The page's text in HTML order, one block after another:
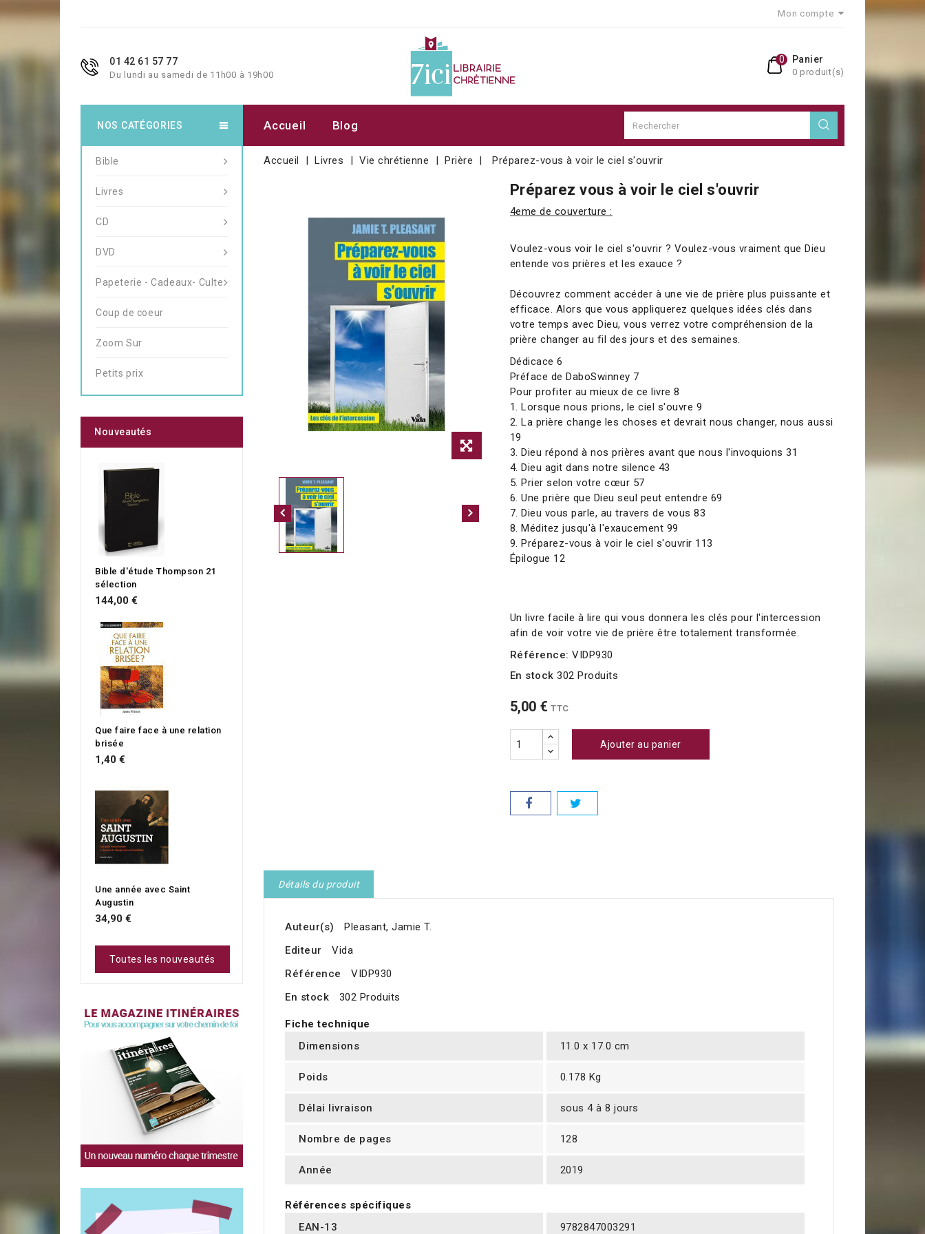
Mon compte
01 42 61 57 77
Du lundi au samedi de 11h00 à 19h00
Panier
0 produit(s)
0
Accueil Blog
Accueil Livres Vie chrétienne Prière Préparez-vous à voir le ciel s'ouvrir
Préparez vous à voir le ciel s'ouvrir
4eme de couverture :
Voulez-vous voir le ciel s'ouvrir ? Voulez-vous vraiment que Dieu
entende vos prières et les exauce ?
Découvrez comment accéder à une vie de prière plus puissante et
efficace. Alors que vous appliquerez quelques idées clés dans
votre temps avec Dieu, vous verrez votre compréhension de la
prière changer au fil des jours et des semaines.
Dédicace 6
Préface de DaboSwinney 7
Pour profiter au mieux de ce livre 8
1. Lorsque nous prions, le ciel s'ouvre 9
2. La prière change les choses et devrait nous changer, nous aussi
19
3. Dieu répond à nos prières avant que nous l'invoquions 31
4. Dieu agit dans notre silence 43
5. Prier selon votre cœur 57
6. Une prière que Dieu seul peut entendre 69
7. Dieu vous parle, au travers de vous 83
8. Méditez jusqu'à l'exaucement 99
9. Préparez-vous à voir le ciel s'ouvrir 113
Épilogue 12
Un livre facile à lire qui vous donnera les clés pour l'intercession
afin de voir votre vie de prière être totalement transformée.
Référence: VIDP930
En stock 302 Produits
5,00 € TTC
Ajouter au panier
Détails du produit
Auteur(s)
Pleasant, Jamie T.
Editeur
Vida
Référence
VIDP930
En stock
302 Produits
Fiche technique
Dimensions
11.0 x 17.0 cm
Poids 0.178 Kg
Délai livraison sous 4 à 8 jours
Nombre de pages 128
Année 2019
Références spécifiques
EAN-13
9782847003291
NOS CATÉGORIES
Bible
Livres
CD
DVD
Papeterie - Cadeaux- Culte
Coup de coeur
Zoom Sur
Petits prix
Nouveautés
Bible d'étude Thompson 21
sélection
144,00 €
Que faire face à une relation
brisée
1,40 €
Une année avec Saint
Augustin
34,90 €
Toutes les nouveautés